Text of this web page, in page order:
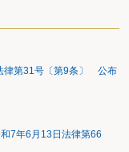
律第31号〔第9条〕 公布
7年6月13日法律第66